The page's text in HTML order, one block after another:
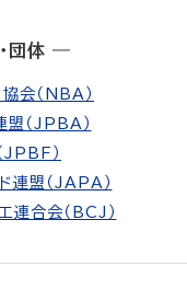
団体 ―
会（NBA）
盟（JPBA）
JPBF）
連盟（JAPA）
連合会（BCJ）